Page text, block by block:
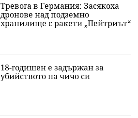
Тревога в Германия: Засякоха
дронове над подземно
хранилище с ракети „Пейтриът“
18-годишен е задържан за
убийството на чичо си